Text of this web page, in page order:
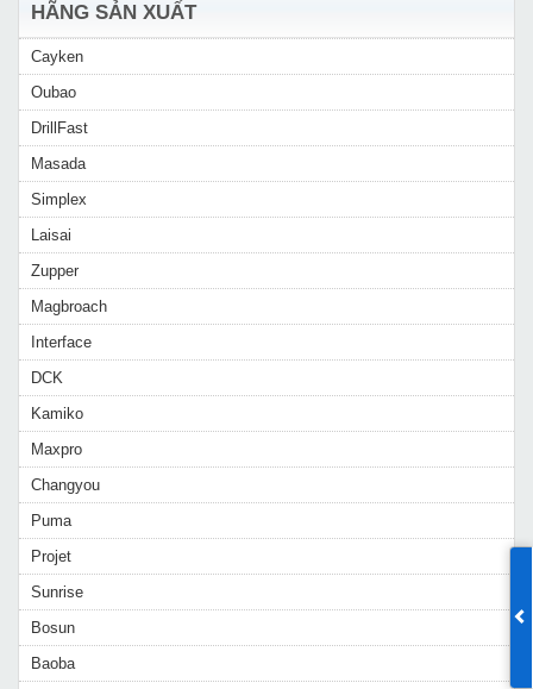
HÃNG SẢN XUẤT
Cayken
Oubao
DrillFast
Masada
Simplex
Laisai
Zupper
Magbroach
Interface
DCK
Kamiko
Maxpro
Changyou
Puma
Projet
Sunrise
Bosun
Baoba